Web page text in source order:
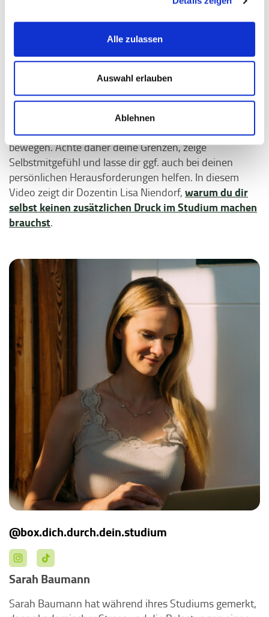
Alle zulassen
Auswahl erlauben
Ablehnen
dir selbst verbunden. Nimm dir dafür täglich einen
Moment, um wahrzunehmen, wie es dir geht.
Bedürfnisse für das Studium über längere Zeit zu
unterdrücken oder persönliche Werte aufzugeben, birgt
die Gefahr, sich für den Abschluss zu schädigen.
Hochschulbildung soll die persönliche Entwicklung
fördern und auch Freude bereiten. Sie soll nicht bloß
ausgehalten werden und dich zur Selbstaufgabe
bewegen. Achte daher deine Grenzen, zeige
Selbstmitgefühl und lasse dir ggf. auch bei deinen
persönlichen Herausforderungen helfen. In diesem
Video zeigt dir Dozentin Lisa Niendorf, warum du dir
selbst keinen zusätzlichen Druck im Studium machen
brauchst.
@box.dich.durch.dein.studium
Sarah Baumann
Sarah Baumann hat während ihres Studiums gemerkt,